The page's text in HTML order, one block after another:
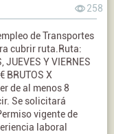
258
de Transportes
cubrir ruta.Ruta:
Y VIERNES
BRUTOS X
de al menos 8
Se solicitará
vigente de
laboral